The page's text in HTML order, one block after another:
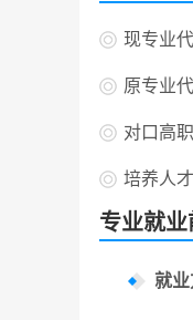
现专业
原专业
对口高
培养人
专业就
就